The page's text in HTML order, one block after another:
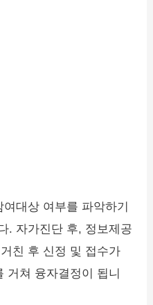
대상 여부를 파악하기
. 자가진단 후, 정보제공
친 후 신정 및 접수가
거쳐 융자결정이 됩니